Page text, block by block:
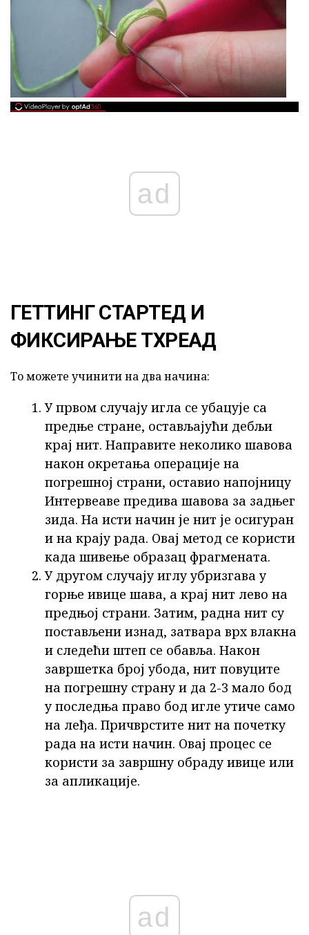
ad
ГЕТТИНГ СТАРТЕД И
ФИКСИРАЊЕ ТХРЕАД
То можете учинити на два начина:
У првом случају игла се убацује са
предње стране, остављајући дебљи
крај нит. Направите неколико шавова
након окретања операције на
погрешној страни, оставио напојницу
Интервеаве предива шавова за задњег
зида. На исти начин је нит је осигуран
и на крају рада. Овај метод се користи
када шивење образац фрагмената.
У другом случају иглу убризгава у
горње ивице шава, а крај нит лево на
предњој страни. Затим, радна нит су
постављени изнад, затвара врх влакна
и следећи штеп се обавља. Након
завршетка број убода, нит повуците
на погрешну страну и да 2-3 мало бод
у последња право бод игле утиче само
на леђа. Причврстите нит на почетку
рада на исти начин. Овај процес се
користи за завршну обраду ивице или
за апликације.
ad